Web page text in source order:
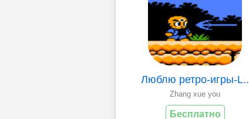
Люблю ретро-игры-L..
Zhang xue you
Бесплатно